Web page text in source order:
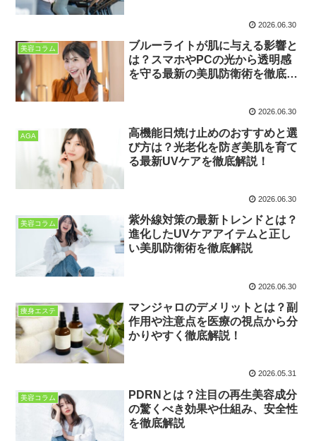
2026.06.30
美容コラム
ブルーライトが肌に与える影響と
は？スマホやPCの光から透明感
を守る最新の美肌防衛術を徹底解
明感を守る最新の美肌防衛術を徹
底解説！
2026.06.30
AGA
高機能日焼け止めのおすすめと選
び方は？光老化を防ぎ美肌を育て
る最新UVケアを徹底解説！
2026.06.30
美容コラム
紫外線対策の最新トレンドとは？
進化したUVケアアイテムと正し
い美肌防衛術を徹底解説
2026.06.30
痩身エステ
マンジャロのデメリットとは？副
作用や注意点を医療の視点から分
かりやすく徹底解説！
2026.05.31
美容コラム
PDRNとは？注目の再生美容成分
の驚くべき効果や仕組み、安全性
を徹底解説